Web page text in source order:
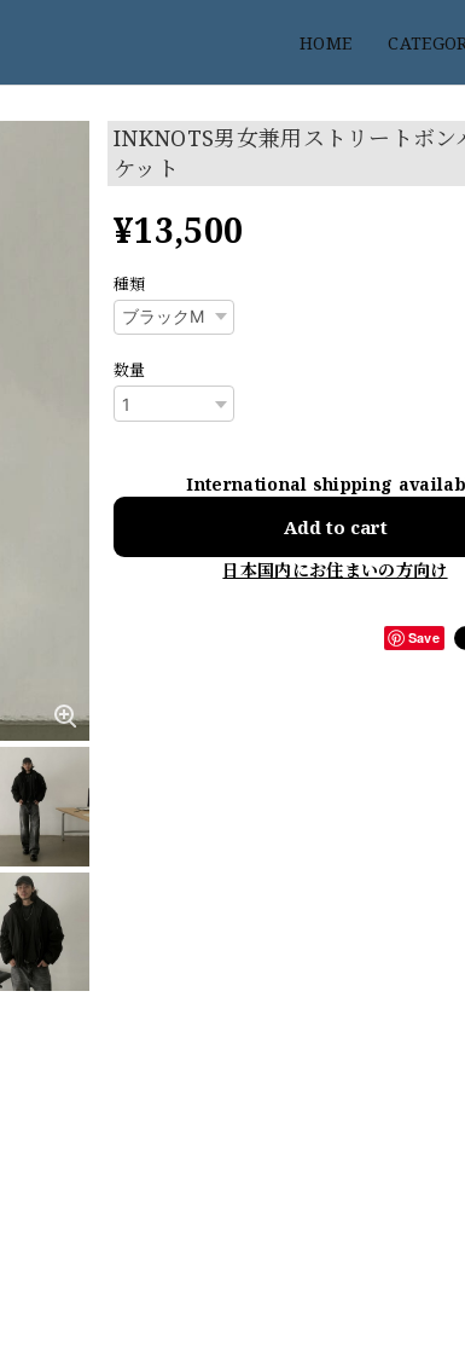
HOME
INKNOTS男女兼用ストリートボン
ケット
¥13,500
種類
数量
International shipping
Add to cart
日本国内にお住まいの方向け
Save